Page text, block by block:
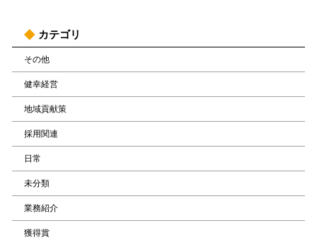
カテゴリ
その他
健幸経営
地域貢献策
採用関連
日常
未分類
業務紹介
獲得賞